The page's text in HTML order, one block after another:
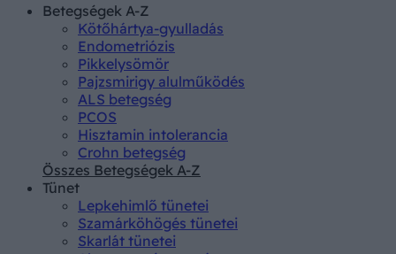
Betegségek A-Z
Kötőhártya-gyulladás
Endometriózis
Pikkelysömör
Pajzsmirigy alulműködés
ALS betegség
PCOS
Hisztamin intolerancia
Crohn betegség
Összes Betegségek A-Z
Tünet
Lepkehimlő tünetei
Szamárköhögés tünetei
Skarlát tünetei